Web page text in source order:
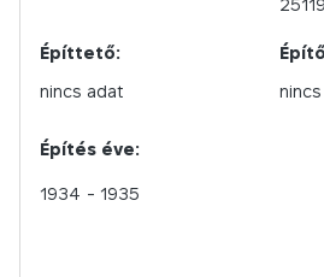
Építtető:
nincs adat
Építés éve:
1934 - 1935